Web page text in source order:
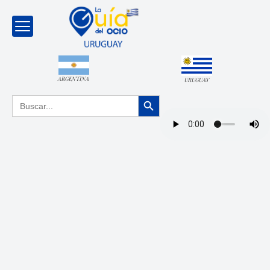
ARGENTINA URUGUAY
Buscar: Botón de búsqueda